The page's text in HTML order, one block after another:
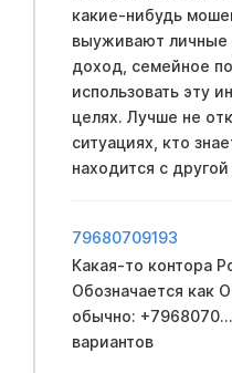
какие-нибудь
выуживают личные
доход, семейное
использовать эту
целях. Лучше не
ситуациях, кто
находится с
79680709193
Какая-то контора
Обозначается как
обычно: +7968070.... и далее много
вариантов